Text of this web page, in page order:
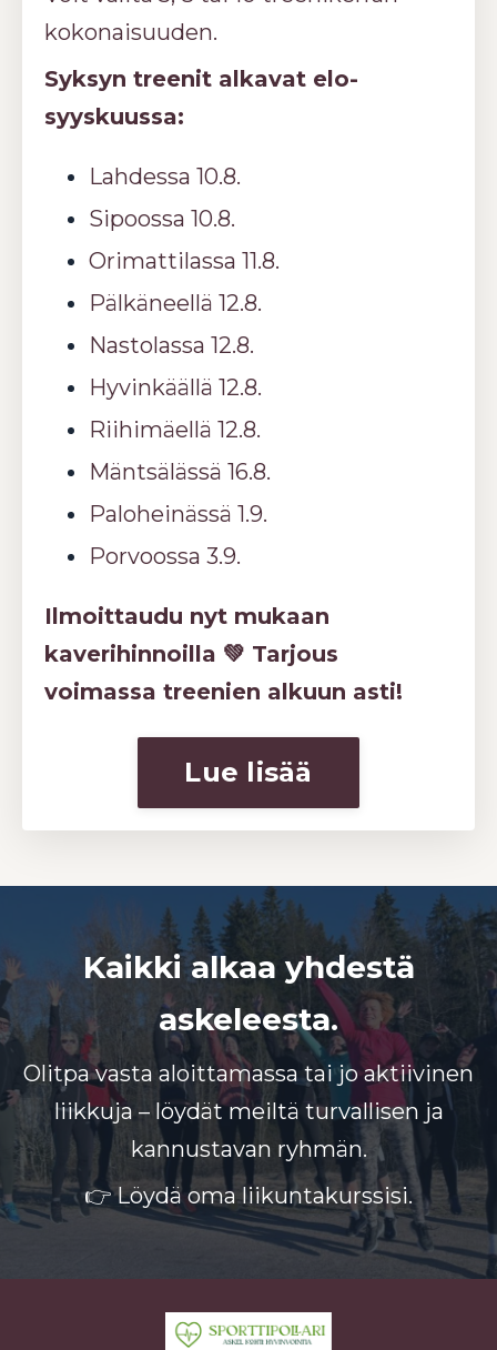
kokonaisuuden.
Syksyn treenit alkavat elo-
syyskuussa:
Lahdessa 10.8.
Sipoossa 10.8.
Orimattilassa 11.8.
Pälkäneellä 12.8.
Nastolassa 12.8.
Hyvinkäällä 12.8.
Riihimäellä 12.8.
Mäntsälässä 16.8.
Paloheinässä 1.9.
Porvoossa 3.9.
Ilmoittaudu nyt mukaan
kaverihinnoilla 💚 Tarjous
voimassa treenien alkuun asti!
Lue lisää
Kaikki alkaa yhdestä
askeleesta.
Olitpa vasta aloittamassa tai jo aktiivinen
liikkuja – löydät meiltä turvallisen ja
kannustavan ryhmän.
👉 Löydä oma liikuntakurssisi.